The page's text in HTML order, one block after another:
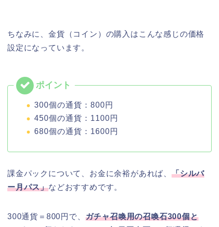
ちなみに、金貨（コイン）の購入はこんな感じの価格
設定になっています。
300個の通貨：800円
450個の通貨：1100円
680個の通貨：1600円
課金パックについて、お金に余裕があれば、 「シルバ
ー月パス」などおすすめです。
300通貨＝800円で、 ガチャ召喚用の召喚石300個と